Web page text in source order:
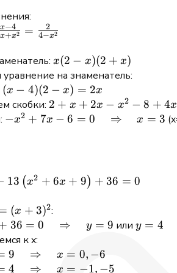
x-
4}
x+x2
x−4 = 4−x2
2
x(2
-
x)
(2
+
x(2 − x)(2 + x)
на знаменатель:
(x − 4)(2 − x) = 2x
скобки: 2 + x
+ 2x
4x =
2x
2 + x + 2x − x2 − 8 + 4x
-x^{2} + 7x
\quad x = 3
−x2 + 7x − 6 = 0 ⇒ x = 3
13\left(x^{2}+6
13 (x2 + 6x + 9) + 36 = 0
(x
(x + 3)2:
36 = 0 ⇒ y = 9 илиy
y = 4
к x:
9 ⇒ x = 0, −6
4 ⇒ x = −1, −5